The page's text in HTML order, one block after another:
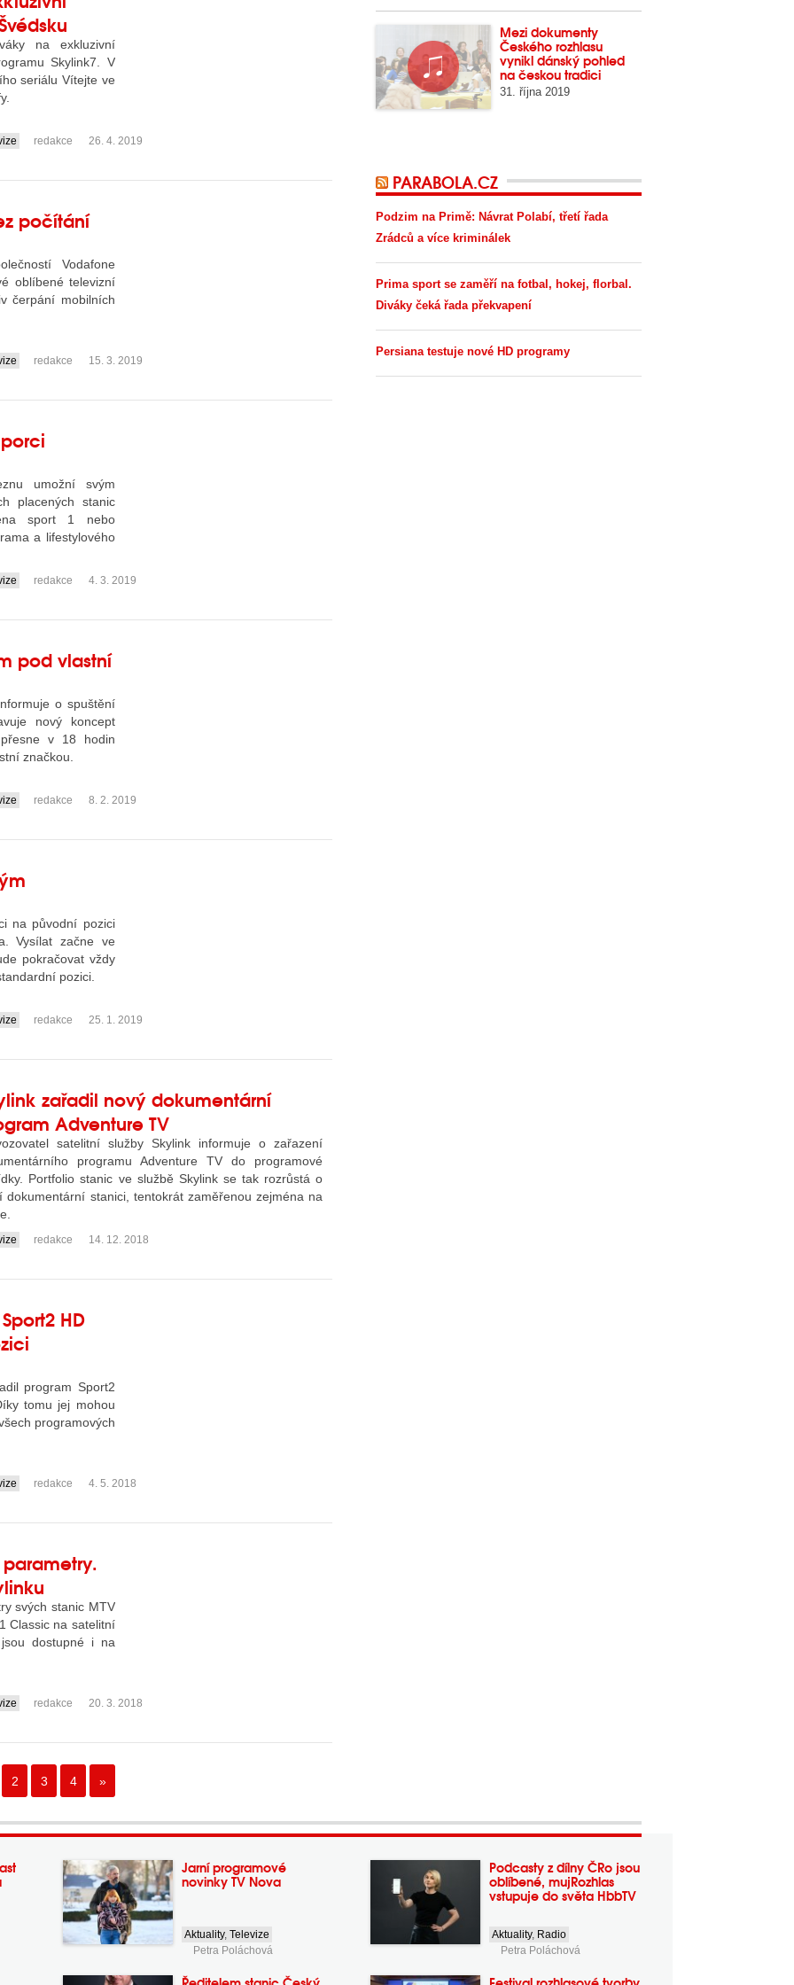
na exkluzivní
Skylink7. V
seriálu Vítejte ve
redakce 26. 4. 2019
počítání
Vodafone
oblíbené televizní
čerpání mobilních
redakce 15. 3. 2019
umožní svým
placených stanic
sport 1 nebo
a lifestylového
redakce 4. 3. 2019
pod vlastní
o spuštění
nový koncept
v 18 hodin
značkou.
redakce 8. 2. 2019
na původní pozici
Vysílat začne ve
pokračovat vždy
pozici.
redakce 25. 1. 2019
zařadil nový dokumentární
Adventure TV
satelitní služby Skylink informuje o zařazení
programu Adventure TV do programové
Portfolio stanic ve službě Skylink se tak rozrůstá o
dokumentární stanici, tentokrát zaměřenou zejména na
redakce 14. 12. 2018
HD
program Sport2
tomu jej mohou
programových
redakce 4. 5. 2018
svých stanic MTV
Classic na satelitní
dostupné i na
redakce 20. 3. 2018
2 3 4 »
Mezi dokumenty
Českého rozhlasu
vynikl dánský pohled
na českou tradici
31. října 2019
PARABOLA.CZ
Podzim na Primě: Návrat Polabí, třetí řada
Zrádců a více kriminálek
Prima sport se zaměří na fotbal, hokej, florbal.
Diváky čeká řada překvapení
Persiana testuje nové HD programy
Jarní programové
novinky TV Nova
Aktuality,Televize
Petra Poláchová
Podcasty z dílny ČRo jsou
oblíbené, mujRozhlas
vstupuje do světa HbbTV
Aktuality, Radio
Petra Poláchová